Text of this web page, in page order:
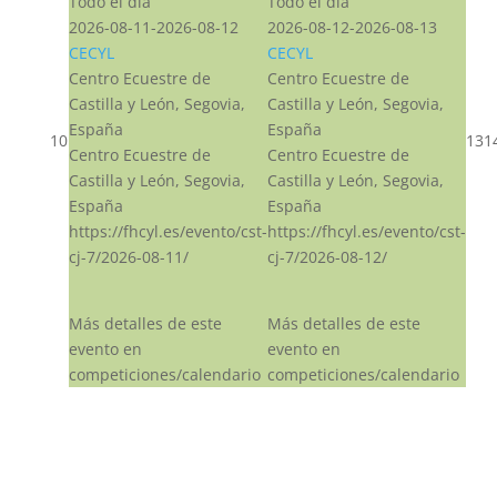
10
2026-08-11-2026-08-12
CECYL
Centro Ecuestre de
Castilla y León, Segovia,
España
Centro Ecuestre de
Castilla y León, Segovia,
España
https://fhcyl.es/evento/cst-
cj-7/2026-08-11/
Más detalles de este
evento en
competiciones/calendario
2026-08-12-2026-08-13
CECYL
Centro Ecuestre de
Castilla y León, Segovia,
España
Centro Ecuestre de
Castilla y León, Segovia,
España
https://fhcyl.es/evento/cst-
cj-7/2026-08-12/
Más detalles de este
evento en
competiciones/calendario
13